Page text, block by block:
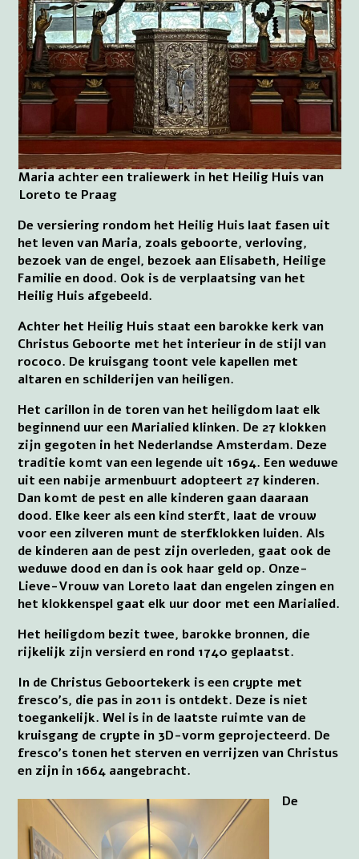
Maria achter een traliewerk in het Heilig Huis van
Loreto te Praag
De versiering rondom het Heilig Huis laat fasen uit
het leven van Maria, zoals geboorte, verloving,
bezoek van de engel, bezoek aan Elisabeth, Heilige
Familie en dood. Ook is de verplaatsing van het
Heilig Huis afgebeeld.
Achter het Heilig Huis staat een barokke kerk van
Christus Geboorte met het interieur in de stijl van
rococo. De kruisgang toont vele kapellen met
altaren en schilderijen van heiligen.
Het carillon in de toren van het heiligdom laat elk
beginnend uur een Marialied klinken. De 27 klokken
zijn gegoten in het Nederlandse Amsterdam. Deze
traditie komt van een legende uit 1694. Een weduwe
uit een nabije armenbuurt adopteert 27 kinderen.
Dan komt de pest en alle kinderen gaan daaraan
dood. Elke keer als een kind sterft, laat de vrouw
voor een zilveren munt de sterfklokken luiden. Als
de kinderen aan de pest zijn overleden, gaat ook de
weduwe dood en dan is ook haar geld op. Onze-
Lieve-Vrouw van Loreto laat dan engelen zingen en
het klokkenspel gaat elk uur door met een Marialied.
Het heiligdom bezit twee, barokke bronnen, die
rijkelijk zijn versierd en rond 1740 geplaatst.
In de Christus Geboortekerk is een crypte met
fresco’s, die pas in 2011 is ontdekt. Deze is niet
toegankelijk. Wel is in de laatste ruimte van de
kruisgang de crypte in 3D-vorm geprojecteerd. De
fresco’s tonen het sterven en verrijzen van Christus
en zijn in 1664 aangebracht.
De